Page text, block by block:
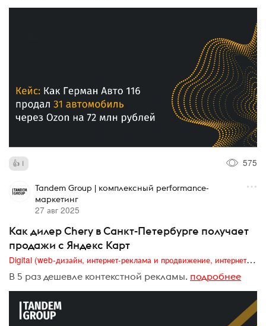
1 575
Tandem Group | комплексный performance-
маркетинг
27 авг 2025
Как дилер Chery в Санкт-Петербурге получает
продажи с Яндекс Карт
Digital (web-дизайн, интернет-реклама и продвижение, интернет-сообщества и блоги, интернет-коммуникации, мобильный маркетинг, реклама на цифровых экранах)
В 5 раз дешевле контекстной рекламы. подробнее